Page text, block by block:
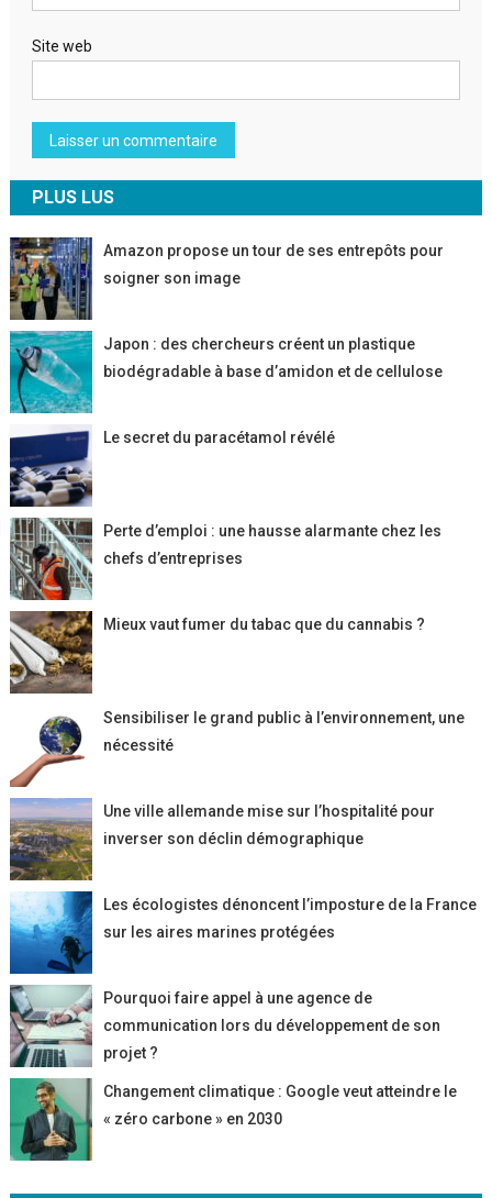
Site web
PLUS LUS
Amazon propose un tour de ses entrepôts pour
soigner son image
Japon : des chercheurs créent un plastique
biodégradable à base d’amidon et de cellulose
Le secret du paracétamol révélé
Perte d’emploi : une hausse alarmante chez les
chefs d’entreprises
Mieux vaut fumer du tabac que du cannabis ?
Sensibiliser le grand public à l’environnement, une
nécessité
Une ville allemande mise sur l’hospitalité pour
inverser son déclin démographique
Les écologistes dénoncent l’imposture de la France
sur les aires marines protégées
Pourquoi faire appel à une agence de
communication lors du développement de son
projet ?
Changement climatique : Google veut atteindre le
« zéro carbone » en 2030